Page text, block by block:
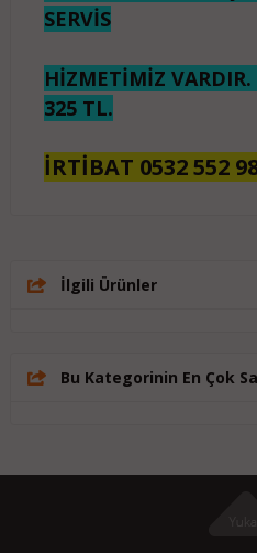
SERVİS
HİZMETİMİZ
325 TL.
İRTİBAT 0532 552
İlgili Ürünler
Bu Kategorinin En Çok